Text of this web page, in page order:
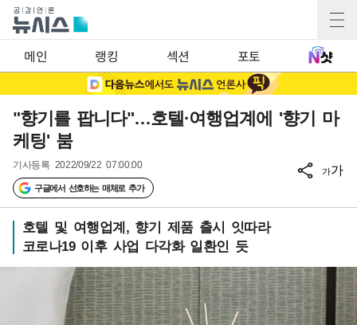
메인 랭킹 섹션 포토
"향기를 팝니다"…호텔·여행업계에 '향기 마
케팅' 붐
기사등록 2022/09/22 07:00:00
구글에서 선호하는 매체로 추가
가가
호텔 및 여행업계, 향기 제품 출시 잇따라
코로나19 이후 사업 다각화 일환인 듯